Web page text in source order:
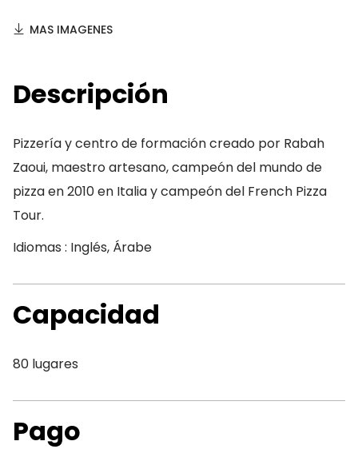
MAS IMAGENES
Descripción
Pizzería y centro de formación creado por Rabah
Zaoui, maestro artesano, campeón del mundo de
pizza en 2010 en Italia y campeón del French Pizza
Tour.
Idiomas : Inglés, Árabe
Capacidad
80 lugares
Pago